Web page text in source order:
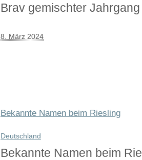
Brav gemischter Jahrgang
8. März 2024
Bekannte Namen beim Riesling
Deutschland
Bekannte Namen beim